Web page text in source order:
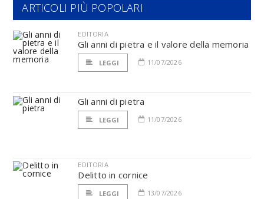
ARTICOLI PIÙ POPOLARI
EDITORIA
Gli anni di pietra e il valore della memoria
LEGGI 11/07/2026
Gli anni di pietra
LEGGI 11/07/2026
EDITORIA
Delitto in cornice
LEGGI 13/07/2026